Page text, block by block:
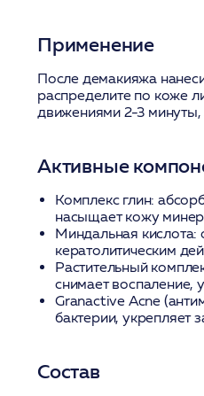
Применение
После демакияжа
распределите по коже
движениями 2-3 минуты,
Активные
Комплекс глин:
насыщает кожу
Миндальная кислота:
кератолитическим
Растительный
снимает воспаление,
Granactive Acne
бактерии, укрепляет
Состав